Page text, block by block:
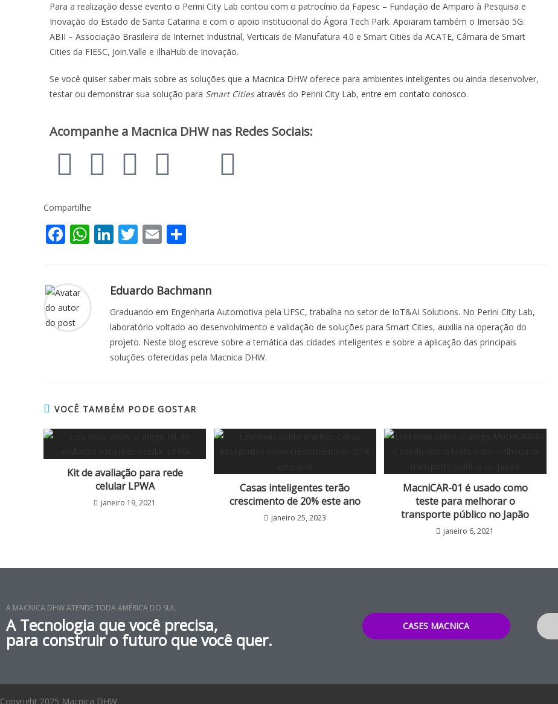
Para a realização desse evento o Perini City Lab contou com o patrocínio da Fapesc – Fundação de Amparo à Pesquisa e
Inovação do Estado de Santa Catarina e com o apoio institucional do Ágora Tech Park. Apoiaram também o Imersão 5G:
ABII – Associação Brasileira de Internet Industrial, Verticais de Manufatura 4.0 e Smart Cities da ACATE, Câmara de Smart
Cities da FIESC, Join.Valle e IlhaHub de Inovação.
Se você quiser saber mais sobre as soluções que a Macnica DHW oferece para ambientes inteligentes ou ainda desenvolver,
testar ou demonstrar sua solução para Smart Citiesatravés do Perini City Lab, entre em contato conosco.
Acompanhe a Macnica DHW nas Redes Sociais:​​​
Compartilhe
F
b
o
o
W Li
e
dI
n
T
er
E
l e
Eduardo Bachmann
Graduando em Engenharia Automotiva pela UFSC, trabalha no setor de IoT&AI Solutions. No Perini City Lab,
laboratório voltado ao desenvolvimento e validação de soluções para Smart Cities, auxilia na operação do
projeto. Neste blog escreve sobre a temática das cidades inteligentes e sobre a aplicação das principais
soluções oferecidas pela Macnica DHW.
VOCÊ TAMBÉM PODE GOSTAR
Kit de avaliação para rede
celular LPWA
janeiro 19, 2021
Casas inteligentes terão
crescimento de 20% este ano
janeiro 25, 2023
MacniCAR-01 é usado como
teste para melhorar o
transporte público no Japão
janeiro 6, 2021
A MACNICA DHW ATENDE TODA AMÉRICA DO SUL
A Tecnologia que você precisa,
para construir o futuro que você quer.
CASES MACNICA
Copyright 2025 Macnica DHW